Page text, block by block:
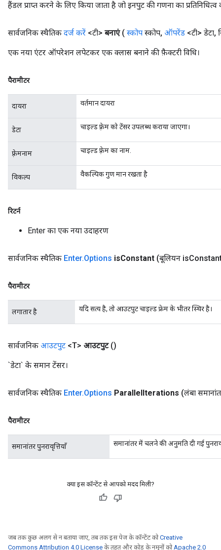
हैंडल प्राप्त करने के लिए किया जाता है जो इनपुट की गणना का प्रतिनिधित्व
सार्वजनिक स्थैतिक दर्ज करें <टी> बनाएं ( स्कोप स्कोप, ऑपरेंड <टी> डेटा,
एक नया एंटर ऑपरेशन लपेटकर एक क्लास बनाने की फ़ैक्टरी विधि।
पैरामीटर
दायरा वर्तमान दायरा
डेटा चाइल्ड फ़्रेम को टेंसर उपलब्ध कराया जाएगा।
फ़्रेमनाम चाइल्ड फ़्रेम का नाम.
विकल्प वैकल्पिक गुण मान रखता है
रिटर्न
Enter का एक नया उदाहरण
सार्वजनिक स्थैतिक Enter.Options isConstant (बूलियन is
पैरामीटर
लगातार है यदि सत्य है, तो आउटपुट चाइल्ड फ्रेम के भीतर स्थिर है।
सार्वजनिक आउटपुट <T> आउटपुट ()
`डेटा` के समान टेंसर।
सार्वजनिक स्थैतिक Enter.Options ParallelIterations (लंबा
पैरामीटर
समानांतर पुनरावृत्तियाँ समानांतर में चलने की अनुमति दी गई
क्या इस कॉन्टेंट से आपको मदद मिली?
जब तक कुछ अलग से न बताया जाए, तब तक इस पेज के कॉन्टेंट कोCreative
Commons Attribution 4.0 License के तहत और कोड के नमूनों कोApache 2.0